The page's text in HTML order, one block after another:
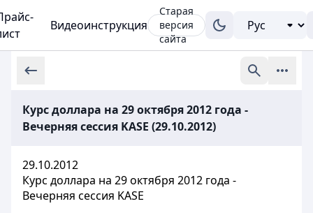
Видеоинструкция
Старая
версия
сайта
Курс доллара на 29 октября 2012 года -
Вечерняя сессия KASE (29.10.2012)
29.10.2012
Курс доллара на 29 октября 2012 года -
Вечерняя сессия KASE